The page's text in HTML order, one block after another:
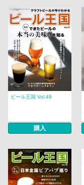
ビール王国 Vol.49
購入